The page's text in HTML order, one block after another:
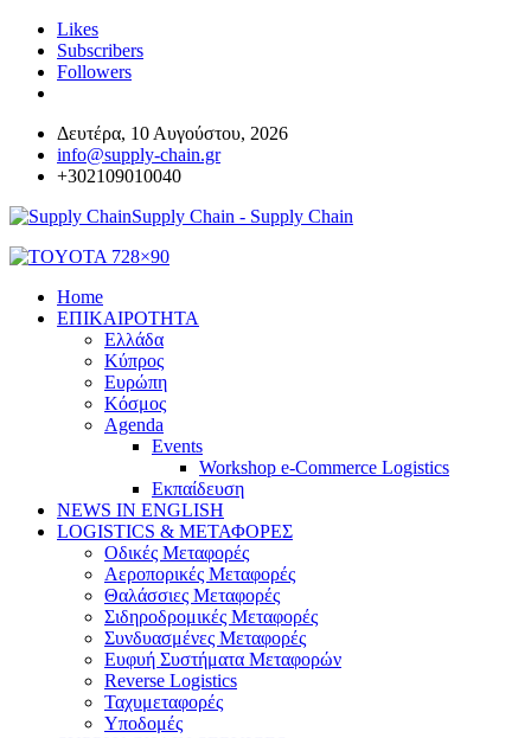
Likes
Subscribers
Followers
Δευτέρα, 10 Αυγούστου, 2026
info@supply-chain.gr
+302109010040
Supply Chain - Supply Chain
Home
ΕΠΙΚΑΙΡΟΤΗΤΑ
Ελλάδα
Κύπρος
Ευρώπη
Κόσμος
Agenda
Events
Workshop e-Commerce Logistics
Εκπαίδευση
NEWS IN ENGLISH
LOGISTICS & ΜΕΤΑΦΟΡΕΣ
Οδικές Μεταφορές
Αεροπορικές Μεταφορές
Θαλάσσιες Μεταφορές
Σιδηροδρομικές Μεταφορές
Συνδυασμένες Μεταφορές
Ευφυή Συστήματα Μεταφορών
Reverse Logistics
Ταχυμεταφορές
Υποδομές